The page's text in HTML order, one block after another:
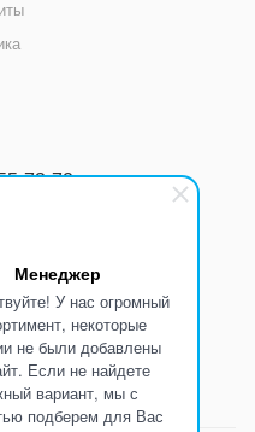
Менеджер
У нас огромный
некоторые
не были добавлены
Если не найдете
вариант, мы с
подберем для Вас
73-72
на-Дону
до 17:00